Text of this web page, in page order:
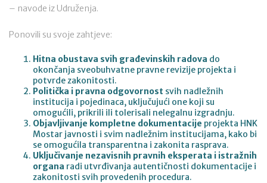
– navode iz Udruženja.
Ponovili su svoje zahtjeve:
Hitna obustava svih građevinskih radova do
okončanja sveobuhvatne pravne revizije projekta i
potvrde zakonitosti.
Politička i pravna odgovornost svih nadležnih
institucija i pojedinaca, uključujući one koji su
omogućili, prikrili ili tolerisali nelegalnu izgradnju.
Objavljivanje kompletne dokumentacije projekta HNK
Mostar javnosti i svim nadležnim institucijama, kako bi
se omogućila transparentna i zakonita rasprava.
Uključivanje nezavisnih pravnih eksperata i istražnih
organa radi utvrđivanja autentičnosti dokumentacije i
zakonitosti svih provedenih procedura.